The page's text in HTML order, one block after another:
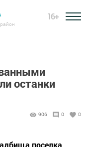
16+
останки
906 0 0
поселка